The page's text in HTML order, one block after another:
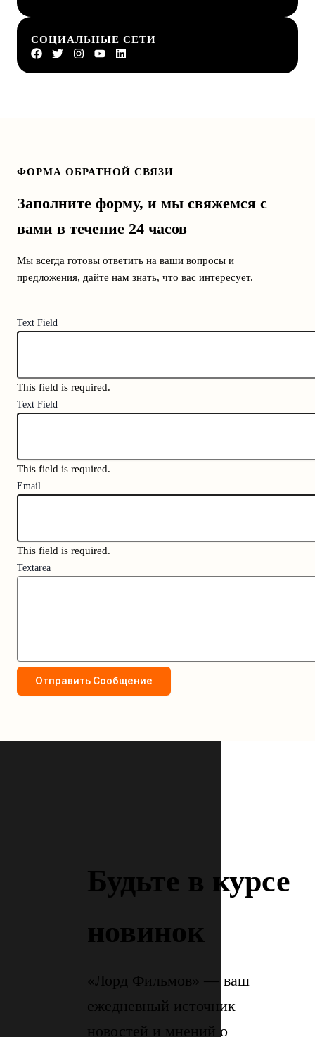
СОЦИАЛЬНЫЕ СЕТИ
ФОРМА ОБРАТНОЙ СВЯЗИ
Заполните форму, и мы свяжемся с
вами в течение 24 часов
Мы всегда готовы ответить на ваши вопросы и
предложения, дайте нам знать, что вас интересует.
Text Field
This field is required.
Text Field
This field is required.
Email
This field is required.
Textarea
Отправить Сообщение
Будьте в курсе
новинок
«Лорд Фильмов» — ваш
ежедневный источник
новостей и мнений о